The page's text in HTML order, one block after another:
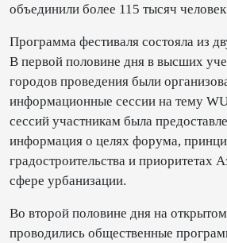
объединили более 115 тысяч
Программа фестиваля состояла из
В первой половине дня в высших
городов проведения были
информационные сессии на тему
сессий участникам была
информация о целях форума,
градостроительства и приоритетах
сфере урбанизации.
Во второй половине дня на
проводились общественные